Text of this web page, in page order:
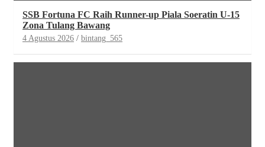
SSB Fortuna FC Raih Runner-up Piala Soeratin U-15
Zona Tulang Bawang
4 Agustus 2026 bintang_565